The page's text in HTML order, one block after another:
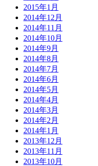
2015年1月
2014年12月
2014年11月
2014年10月
2014年9月
2014年8月
2014年7月
2014年6月
2014年5月
2014年4月
2014年3月
2014年2月
2014年1月
2013年12月
2013年11月
2013年10月